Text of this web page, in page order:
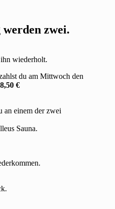
werden zwei.
wiederholt.
du am Mittwoch den
€
an einem der zwei
Sauna.